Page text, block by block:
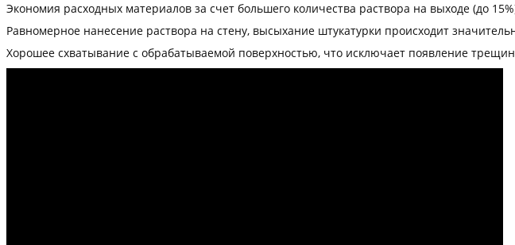
Экономия расходных материалов за счет большего количества раствора на выходе (до
Равномерное нанесение раствора на стену, высыхание штукатурки происходит
Хорошее схватывание с обрабатываемой поверхностью, что исключает появление